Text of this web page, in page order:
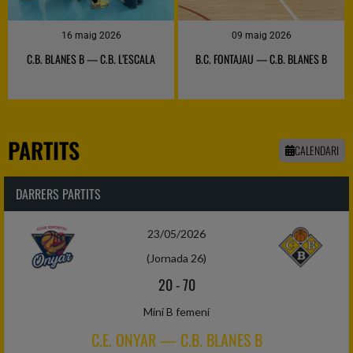
16 maig 2026
C.B. BLANES B — C.B. L’ESCALA
09 maig 2026
B.C. FONTAJAU — C.B. BLANES B
PARTITS CALENDARI
DARRERS PARTITS
23/05/2026
(Jornada 26)
20-70
Mini B femení
C.E. ONYAR — C.B. BLANES B